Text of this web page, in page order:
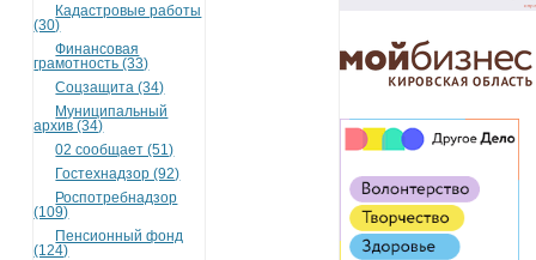
Кадастровые работы
(30)
Финансовая
грамотность (33)
Соцзащита (34)
Муниципальный
архив (34)
02 сообщает (51)
Гостехнадзор (92)
Роспотребнадзор
(109)
Пенсионный фонд
(124)